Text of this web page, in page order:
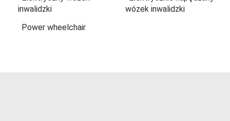
inwalidzki
wózek inwalidzki
Power wheelchair